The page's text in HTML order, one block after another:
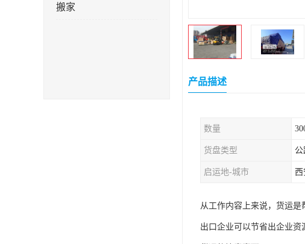
搬家
产品描述
数量
货盘类型
启运地-城市 西
从工作内容上来说，货运
出口企业可以节省出企业资